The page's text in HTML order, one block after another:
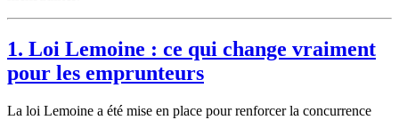
1. Loi Lemoine : ce qui change vraiment
pour les emprunteurs
La loi Lemoine a été mise en place pour renforcer la concurrence